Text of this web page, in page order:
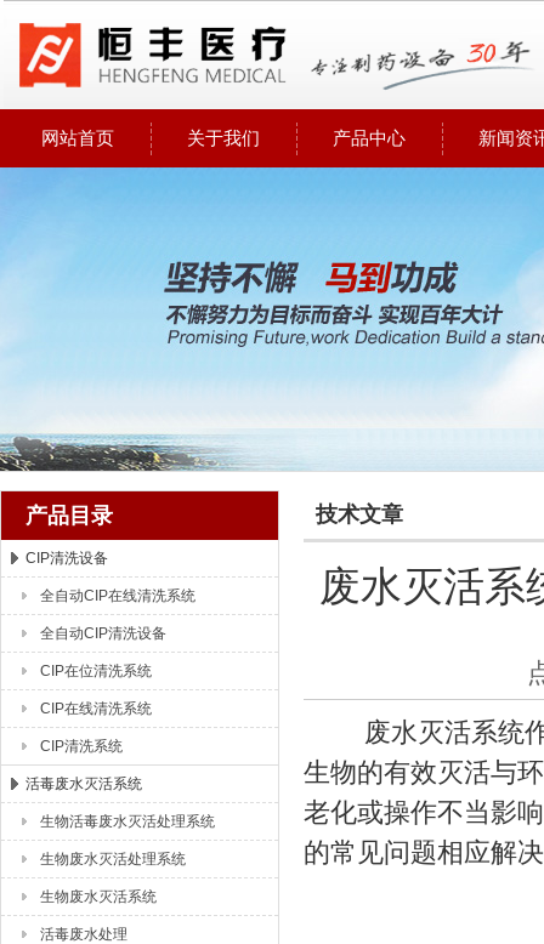
湖北恒丰医疗制药设备有限公司
网站首页 关于我们 产品中心 新闻资
产品目录
CIP清洗设备
全自动CIP在线清洗系统
全自动CIP清洗设备
CIP在位清洗系统
CIP在线清洗系统
CIP清洗系统
活毒废水灭活系统
生物活毒废水灭活处理系统
生物废水灭活处理系统
生物废水灭活系统
活毒废水处理
技术文章
废水灭活系
废水灭活系统作
生物的有效灭活与
老化或操作不当影
的常见问题相应解